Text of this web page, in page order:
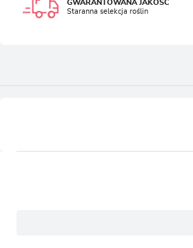
GWARANTOWANA JAKOŚĆ
Staranna selekcja roślin